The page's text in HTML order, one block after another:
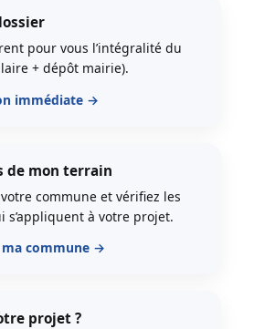
pour vous l’intégralité du
+ dépôt mairie).
immédiate
de mon terrain
commune et vérifiez les
s’appliquent à votre projet.
ma commune
projet ?